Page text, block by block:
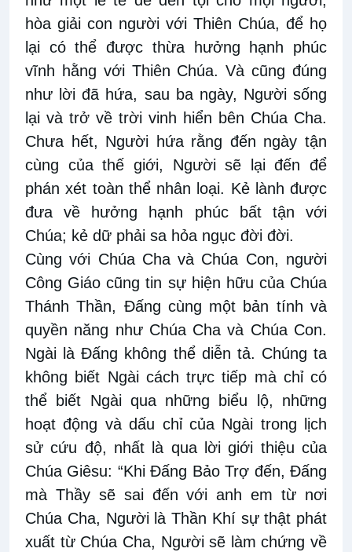
hòa giải con người với Thiên Chúa, để họ
lại có thể được thừa hưởng hạnh phúc
vĩnh hằng với Thiên Chúa. Và cũng đúng
như lời đã hứa, sau ba ngày, Người sống
lại và trở về trời vinh hiển bên Chúa Cha.
Chưa hết, Người hứa rằng đến ngày tận
cùng của thế giới, Người sẽ lại đến để
phán xét toàn thể nhân loại. Kẻ lành được
đưa về hưởng hạnh phúc bất tận với
Chúa; kẻ dữ phải sa hỏa ngục đời đời.
Cùng với Chúa Cha và Chúa Con, người
Công Giáo cũng tin sự hiện hữu của Chúa
Thánh Thần, Đấng cùng một bản tính và
quyền năng như Chúa Cha và Chúa Con.
Ngài là Đấng không thể diễn tả. Chúng ta
không biết Ngài cách trực tiếp mà chỉ có
thể biết Ngài qua những biểu lộ, những
hoạt động và dấu chỉ của Ngài trong lịch
sử cứu độ, nhất là qua lời giới thiệu của
Chúa Giêsu: “Khi Đấng Bảo Trợ đến, Đấng
mà Thầy sẽ sai đến với anh em từ nơi
Chúa Cha, Người là Thần Khí sự thật phát
xuất từ Chúa Cha, Người sẽ làm chứng về